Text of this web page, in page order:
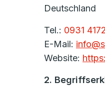
Deutschland
Tel.: 0931
E-Mail:
Website:
2.